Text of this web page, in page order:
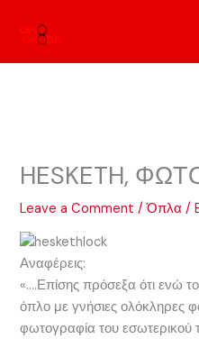
HESKETH,
Leave a Comment /Όπλα /
Αναφέρεις:
«….Επίσης πρόσεξα ότι ενώ
όπλο με γνήσιες ολόκληρες
φωτογραφία του εσωτερικού